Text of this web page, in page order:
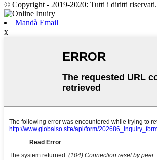
© Copyright - 2019-2020: Tutti i diritti riservati.
Mandà Email
x